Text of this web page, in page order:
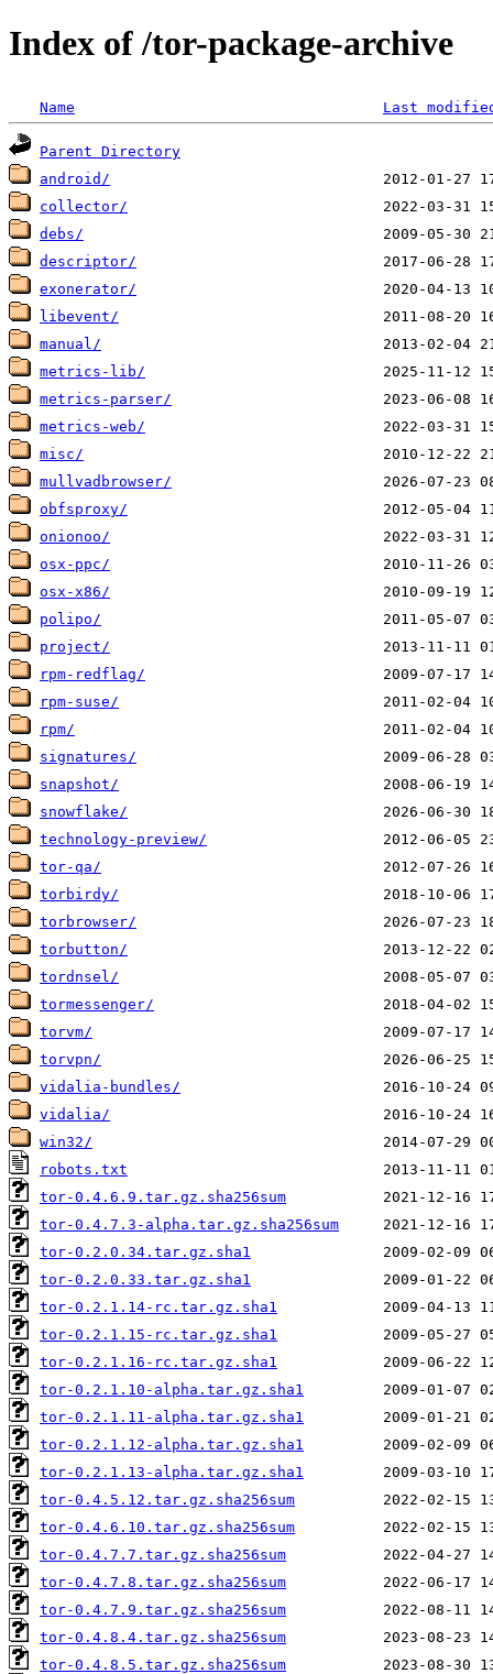
Index of /tor-package-archive
Name Last
Parent Directory
android/
collector/
debs/
descriptor/
exonerator/
libevent/
manual/
metrics-lib/
metrics-parser/
metrics-web/
misc/
mullvadbrowser/
obfsproxy/
onionoo/
osx-ppc/
osx-x86/
polipo/
project/
rpm-redflag/
rpm-suse/
rpm/
signatures/
snapshot/
snowflake/
technology-preview/
tor-qa/
torbirdy/
torbrowser/
torbutton/
tordnsel/
tormessenger/
torvm/
torvpn/
vidalia-bundles/
vidalia/
win32/
robots.txt
tor-0.4.6.9.tar.gz.sha256sum
tor-0.4.7.3-alpha.tar.gz.sha256sum
tor-0.2.0.34.tar.gz.sha1
tor-0.2.0.33.tar.gz.sha1
tor-0.2.1.14-rc.tar.gz.sha1
tor-0.2.1.15-rc.tar.gz.sha1
tor-0.2.1.16-rc.tar.gz.sha1
tor-0.2.1.10-alpha.tar.gz.sha1
tor-0.2.1.11-alpha.tar.gz.sha1
tor-0.2.1.12-alpha.tar.gz.sha1
tor-0.2.1.13-alpha.tar.gz.sha1
tor-0.4.5.12.tar.gz.sha256sum
tor-0.4.6.10.tar.gz.sha256sum
tor-0.4.7.7.tar.gz.sha256sum
tor-0.4.7.8.tar.gz.sha256sum
tor-0.4.7.9.tar.gz.sha256sum
tor-0.4.8.4.tar.gz.sha256sum
tor-0.4.8.5.tar.gz.sha256sum